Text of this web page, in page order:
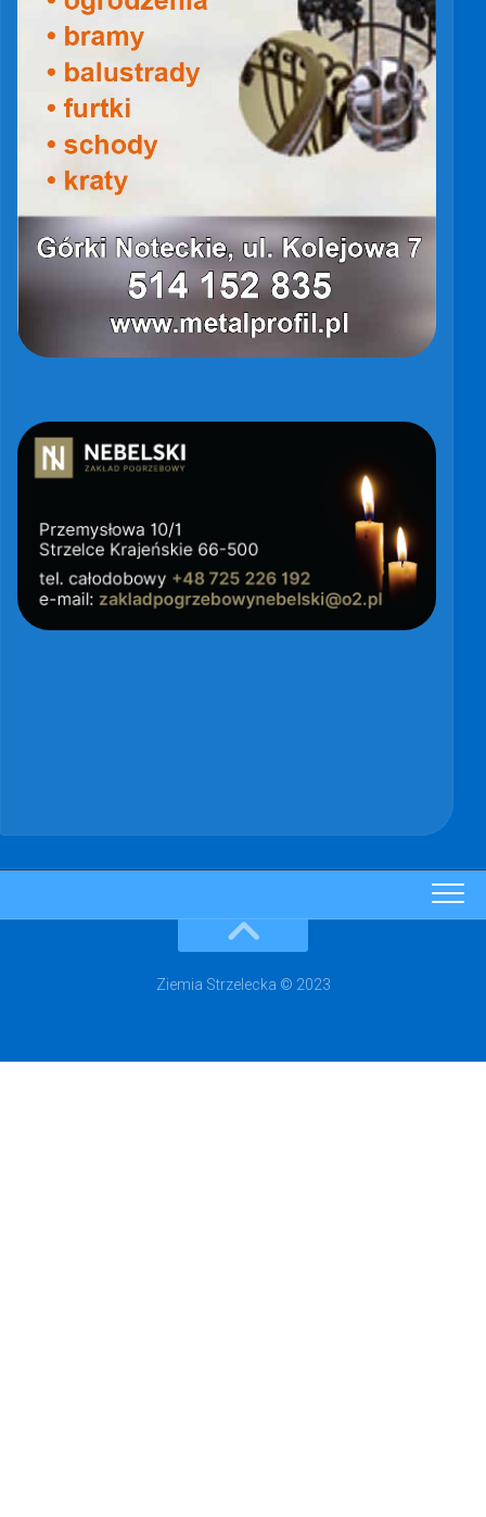
Ziemia Strzelecka © 2023